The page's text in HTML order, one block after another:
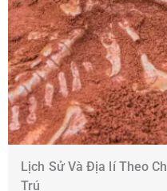
Lịch Sử Và Địa lí Theo
Trú